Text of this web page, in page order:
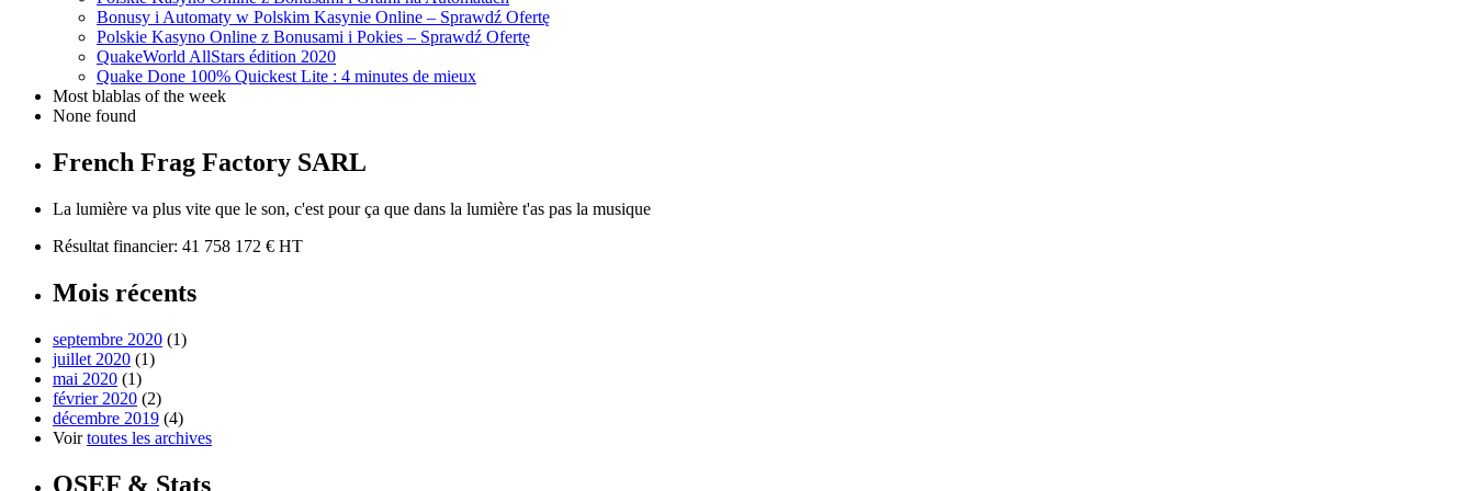
Bonusy i Automaty w Polskim Kasynie Online – Sprawdź Ofertę
Polskie Kasyno Online z Bonusami i Pokies – Sprawdź Ofertę
QuakeWorld AllStars édition 2020
Quake Done 100% Quickest Lite : 4 minutes de mieux
Most blablas of the week
None found
French Frag Factory SARL
La lumière va plus vite que le son, c'est pour ça que dans la lumière t'as pas la musique
Résultat financier: 41 758 172 € HT
Mois récents
septembre 2020 (1)
juillet 2020 (1)
mai 2020 (1)
février 2020 (2)
décembre 2019 (4)
Voirtoutes les archives
OSEF & Stats